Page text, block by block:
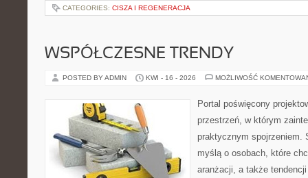
CATEGORIES: CISZA I REGENERACJA
WSPÓŁCZESNE TRENDY
POSTED BY ADMIN KWI - 16 - 2026 MOŻLIWOŚĆ
Portal poświęcony
przestrzeń, w którym
praktycznym spojrzeniem.
myślą o osobach, które
aranżacji, a także